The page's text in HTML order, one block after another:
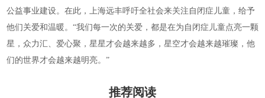
公益事业建设。在此，上海远丰呼吁全社会来关注自闭症儿童，给予
他们关爱和温暖。 “我们每一次的关爱，都是在为自闭症儿童点亮一颗
星，众力汇、爱心聚，星星才会越来越多，星空才会越来越璀璨，他
们的世界才会越来越明亮。”
推荐阅读